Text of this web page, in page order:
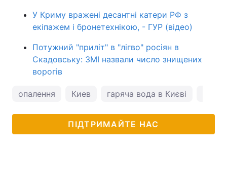
У Криму вражені десантні катери РФ з
екіпажем і бронетехнікою, - ГУР (відео)
Потужний "приліт" в "лігво" росіян в
Скадовську: ЗМІ назвали число знищених
ворогів
опалення Киев гаряча вода в Києві
ПІДТРИМАЙТЕ НАС